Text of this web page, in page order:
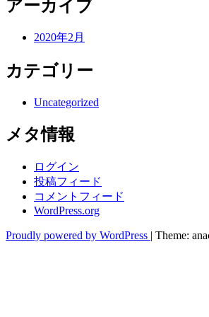
アーカイブ
2020年2月
カテゴリー
Uncategorized
メタ情報
ログイン
投稿フィード
コメントフィード
WordPress.org
Proudly powered by WordPress | Theme: